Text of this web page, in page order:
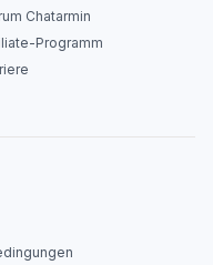
Chatarmin
Programm